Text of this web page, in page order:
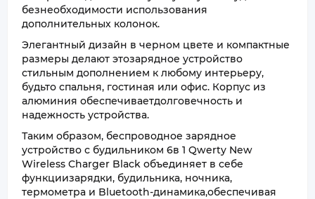
безнеобходимости использования
дополнительных колонок.
Элегантный дизайн в черном цвете и компактные
размеры делают этозарядное устройство
стильным дополнением к любому интерьеру,
будьто спальня, гостиная или офис. Корпус из
алюминия обеспечиваетдолговечность и
надежность устройства.
Таким образом, беспроводное зарядное
устройство с будильником 6в 1 Qwerty New
Wireless Charger Black объединяет в себе
функциизарядки, будильника, ночника,
термометра и Bluetooth-динамика,обеспечивая